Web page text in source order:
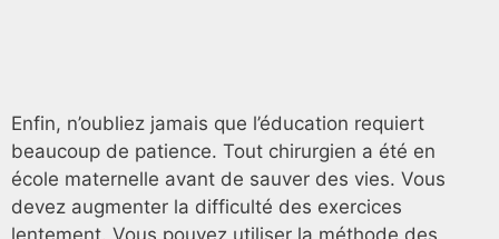
Enfin, n’oubliez jamais que l’éducation requiert
beaucoup de patience. Tout chirurgien a été en
école maternelle avant de sauver des vies. Vous
devez augmenter la difficulté des exercices
lentement. Vous pouvez utiliser la méthode des